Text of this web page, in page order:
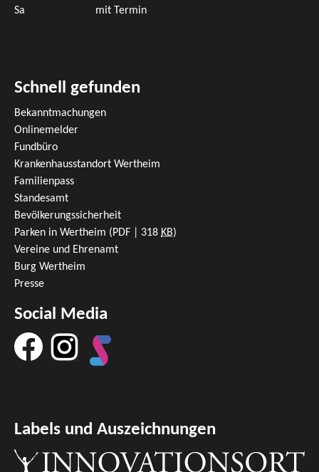
Sa
mit Termin
Schnell gefunden
Bekanntmachungen
Onlinemelder
Fundbüro
Krankenhausstandort Wertheim
Familienpass
Standesamt
Bevölkerungssicherheit
Parken in Wertheim (PDF | 318 KB)
Vereine und Ehrenamt
Burg Wertheim
Presse
Social Media
Labels und Auszeichnungen